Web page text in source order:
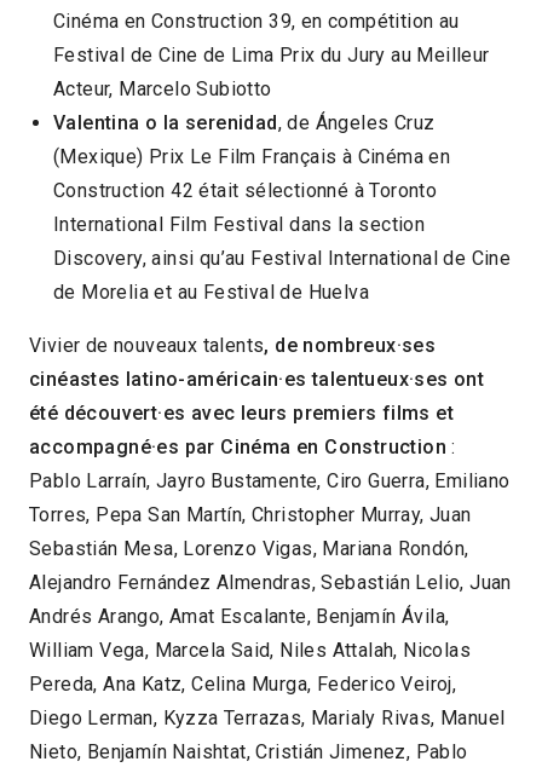
Cinéma en Construction 39, en compétition au
Festival de Cine de Lima Prix du Jury au Meilleur
Acteur, Marcelo Subiotto
Valentina o la serenidad, de Ángeles Cruz
(Mexique) Prix Le Film Français à Cinéma en
Construction 42 était sélectionné à Toronto
International Film Festival dans la section
Discovery, ainsi qu’au Festival International de Cine
de Morelia et au Festival de Huelva
Vivier de nouveaux talents, de nombreux·ses
cinéastes latino-américain·es talentueux·ses ont
été découvert·es avec leurs premiers films et
accompagné·es par Cinéma en Construction :
Pablo Larraín, Jayro Bustamente, Ciro Guerra, Emiliano
Torres, Pepa San Martín, Christopher Murray, Juan
Sebastián Mesa, Lorenzo Vigas, Mariana Rondón,
Alejandro Fernández Almendras, Sebastián Lelio, Juan
Andrés Arango, Amat Escalante, Benjamín Ávila,
William Vega, Marcela Said, Niles Attalah, Nicolas
Pereda, Ana Katz, Celina Murga, Federico Veiroj,
Diego Lerman, Kyzza Terrazas, Marialy Rivas, Manuel
Nieto, Benjamín Naishtat, Cristián Jimenez, Pablo